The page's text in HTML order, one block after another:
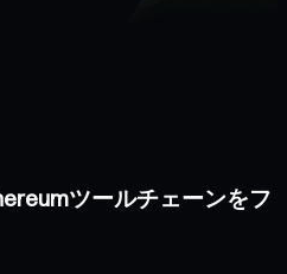
ツールチェーンをフ